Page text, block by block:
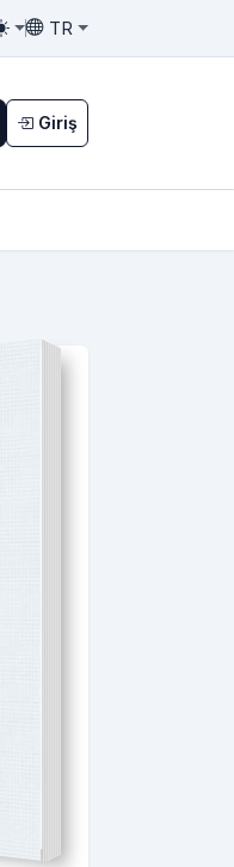
Toggle theme
TR
Toggle language
Giriş